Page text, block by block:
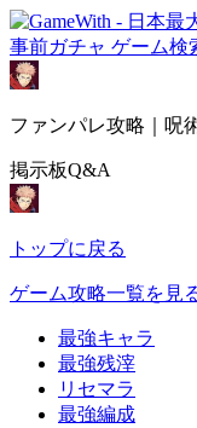
事前ガチャ ゲーム検
ファンパレ攻略｜呪
掲示板Q&A
トップに戻る
ゲーム攻略一覧を見
最強キャラ
最強残滓
リセマラ
最強編成